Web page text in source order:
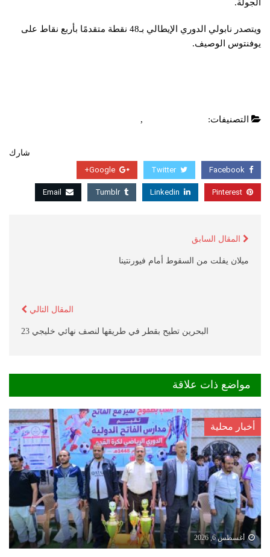
الجولة.
ويتصدر نابولي الدوري الإيطالي بـ48 نقطة متقدمًا بأربع نقاط على
يوفنتوس الوصيف.
التصنيفات: ,
شارك
Facebook
Twitter
Google+
Pinterest
Linkedin
Tumblr
Email
المقال السابق
ميلان يفلت من السقوط أمام فيورنتينا
المقال التالي
البحرين تطيح بقطر في طريقها لنصف نهائي خليجي 23
مواضع ذات علاقة
أخبار محلية
أغسطس 6, 2026